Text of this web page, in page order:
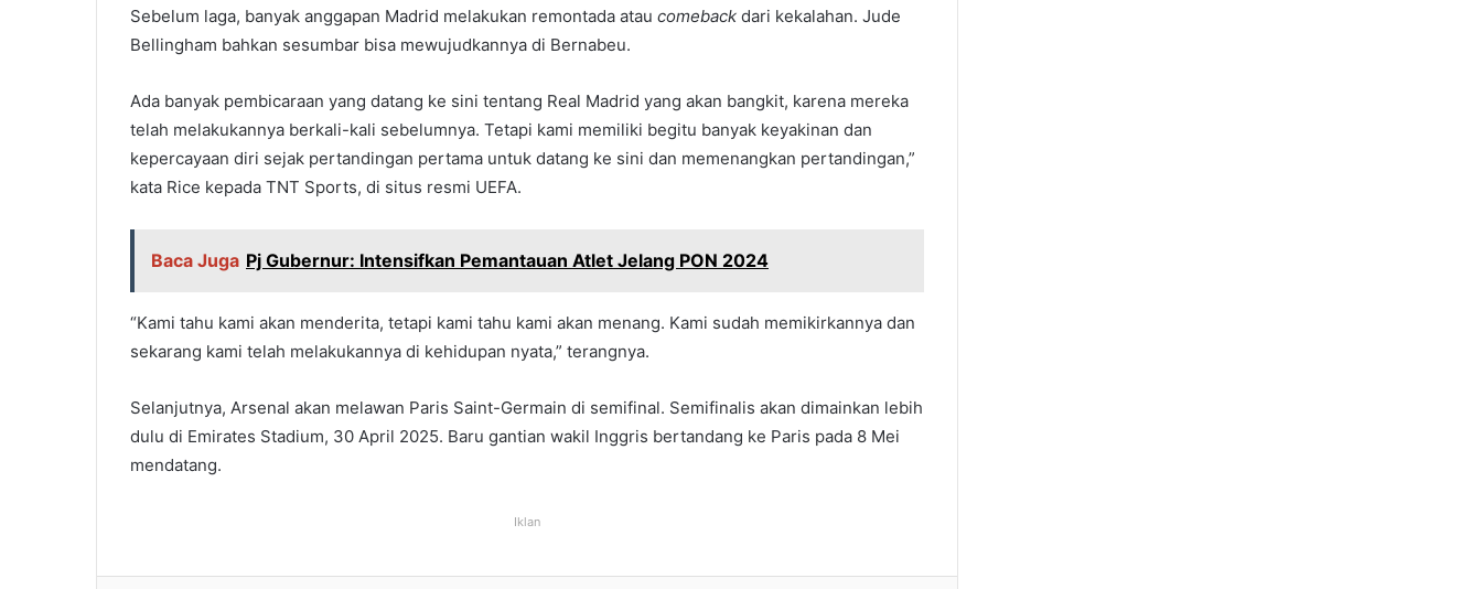
Sebelum laga, banyak anggapan Madrid melakukan remontada atau comeback dari kekalahan. Jude
Bellingham bahkan sesumbar bisa mewujudkannya di Bernabeu.
Ada banyak pembicaraan yang datang ke sini tentang Real Madrid yang akan bangkit, karena mereka
telah melakukannya berkali-kali sebelumnya. Tetapi kami memiliki begitu banyak keyakinan dan
kepercayaan diri sejak pertandingan pertama untuk datang ke sini dan memenangkan pertandingan,”
kata Rice kepada TNT Sports, di situs resmi UEFA.
Baca Juga Pj Gubernur: Intensifkan Pemantauan Atlet Jelang PON 2024
“Kami tahu kami akan menderita, tetapi kami tahu kami akan menang. Kami sudah memikirkannya dan
sekarang kami telah melakukannya di kehidupan nyata,” terangnya.
Selanjutnya, Arsenal akan melawan Paris Saint-Germain di semifinal. Semifinalis akan dimainkan lebih
dulu di Emirates Stadium, 30 April 2025. Baru gantian wakil Inggris bertandang ke Paris pada 8 Mei
mendatang.
Iklan